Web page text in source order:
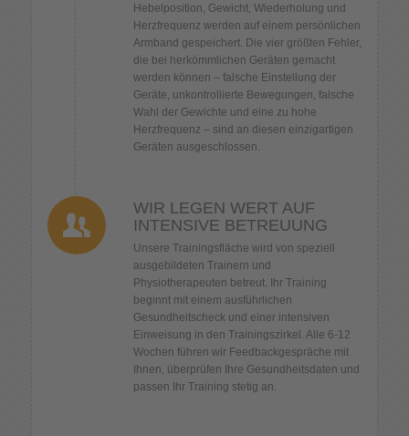
Hebelposition, Gewicht, Wiederholung und
Herzfrequenz werden auf einem persönlichen
Armband gespeichert. Die vier größten Fehler,
die bei herkömmlichen Geräten gemacht
werden können – falsche Einstellung der
Geräte, unkontrollierte Bewegungen, falsche
Wahl der Gewichte und eine zu hohe
Herzfrequenz – sind an diesen einzigartigen
Geräten ausgeschlossen.
WIR LEGEN WERT AUF
INTENSIVE BETREUUNG
Unsere Trainingsfläche wird von speziell
ausgebildeten Trainern und
Physiotherapeuten betreut. Ihr Training
beginnt mit einem ausführlichen
Gesundheitscheck und einer intensiven
Einweisung in den Trainingszirkel. Alle 6-12
Wochen führen wir Feedbackgespräche mit
Ihnen, überprüfen Ihre Gesundheitsdaten und
passen Ihr Training stetig an.